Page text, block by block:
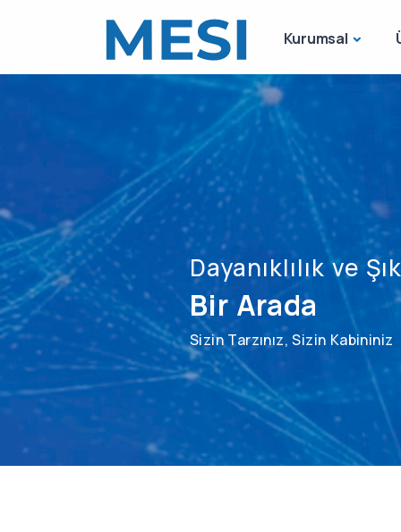
Kurumsal
Dayanıklılık ve
Bir Arada
Sizin Tarzınız, Sizin Kabininiz